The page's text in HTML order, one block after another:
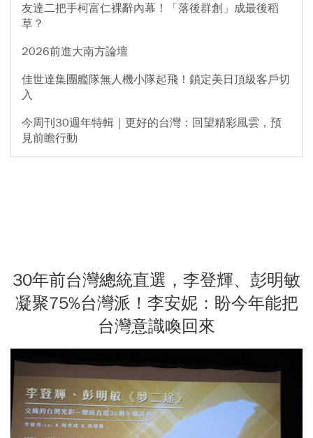
友達二把手柯富仁裸辭內幕！「落後群創」成最後稻
草？
2026前進大南方論壇
佳世達集團艦隊無人機小隊起飛！鎖定美日頂級客戶切
入
今周刊30週年特輯｜更好的台灣：回望精彩風雲，預
見前瞻行動
30年前台灣總統直選，李登輝、彭明敏
凝聚75%台灣派！李安妮：盼今年能把
台灣意識喚回來